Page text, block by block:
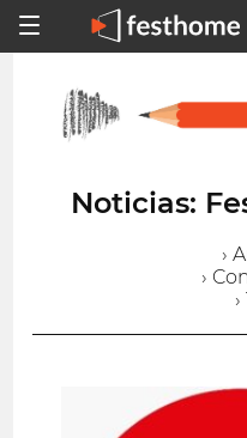
Noticias:
›
›